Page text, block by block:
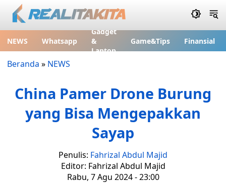
NEWS Whatsapp
Gadget
&
Laptop
Game&Tips Finansial
Beranda » NEWS
China Pamer Drone Burung
yang Bisa Mengepakkan
Sayap
Penulis: Fahrizal Abdul Majid
Editor: Fahrizal Abdul Majid
Rabu, 7 Agu 2024 - 23:00